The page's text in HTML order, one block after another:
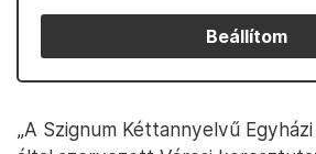
Beállítom
„A Szignum Kéttannyelvű